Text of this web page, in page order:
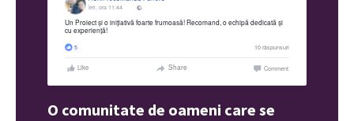
O comunitate de oameni care se